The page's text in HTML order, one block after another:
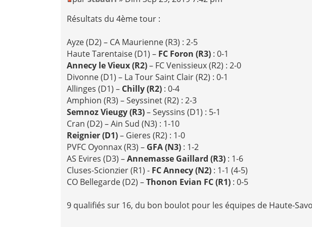
Résultats du 4ème tour :
Ayze (D2) – CA Maurienne (R3) : 2-5
Haute Tarentaise (D1) – FC Foron (R3) : 0-1
Annecy le Vieux (R2)– FC Venissieux (R2) : 2-0
Divonne (D1) – La Tour Saint Clair (R2) : 0-1
Allinges (D1) – Chilly (R2) : 0-4
Amphion (R3) – Seyssinet (R2) : 2-3
Semnoz Vieugy (R3)– Seyssins (D1) : 5-1
Cran (D2) – Ain Sud (N3) : 1-10
Reignier (D1)– Gieres (R2) : 1-0
PVFC Oyonnax (R3) – GFA (N3) : 1-2
AS Evires (D3) –Annemasse Gaillard (R3) : 1-6
Cluses-Scionzier (R1) - FC Annecy (N2) : 1-1 (4-5)
CO Bellegarde (D2) –Thonon Evian FC (R1) : 0-5
9 qualifiés sur 16, du bon boulot pour les équipes de Haute-